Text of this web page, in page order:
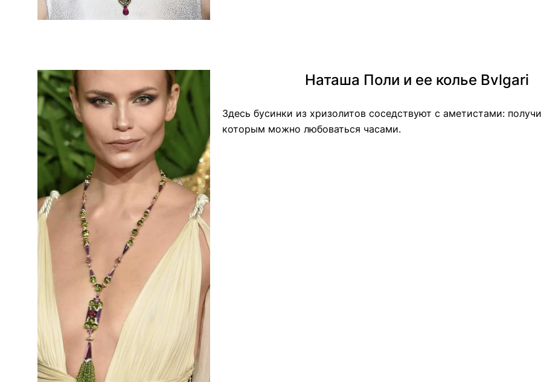
Наташа Поли и ее колье Bvlgari
Здесь бусинки из хризолитов соседствуют с аметистами:
которым можно любоваться часами.